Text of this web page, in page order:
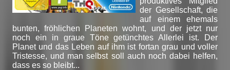
der Gesellschaft, die
auf einem ehemals
bunten, fröhlichen Planeten wohnt, und der jetzt nur
noch ein in graue Töne getünchtes Allerlei ist. Der
Planet und das Leben auf ihm ist fortan grau und voller
Tristesse, und man selbst soll auch noch dabei helfen,
dass es so bleibt...